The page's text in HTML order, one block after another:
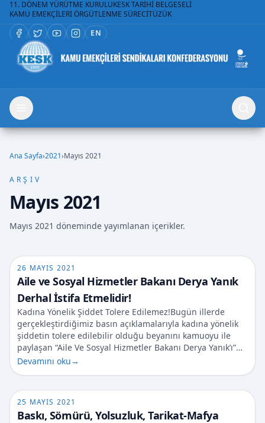
11. DÖNEM YÜRÜTME KURULUKESK TARİHİ BELGESELİ
KAMU EMEKÇİLERİ ÖRGÜTLENME SÜRECİTÜZÜK
EN
Ana Sayfa›2021›Mayıs 2021
ARŞIV
Mayıs 2021
Mayıs 2021 döneminde yayımlanan içerikler.
26 MAYIS 2021
Aile ve Sosyal Hizmetler Bakanı Derya Yanık
Derhal İstifa Etmelidir!
Kadına Yönelik Şiddet Tolere Edilemez!Bugün illerde
gerçekleştirdiğimiz basın açıklamalarıyla kadına yönelik
şiddetin tolere edilebilir olduğu beyanını kamuoyu ile
paylaşan “Aile Ve Sosyal Hizmetler Bakanı Derya Yanık’ı”…
Devamını oku→
25 MAYIS 2021
Baskı, Sömürü, Yolsuzluk, Tarikat-Mafya